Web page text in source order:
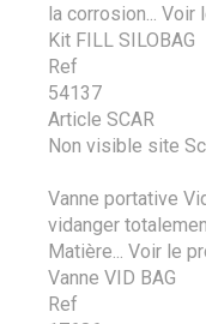
la corrosion...
Voir
Kit FILL SILOBAG
Ref
54137
Article SCAR
Non visible site
Vanne portative
vidanger
Matière...
Voir le
Vanne VID BAG
Ref